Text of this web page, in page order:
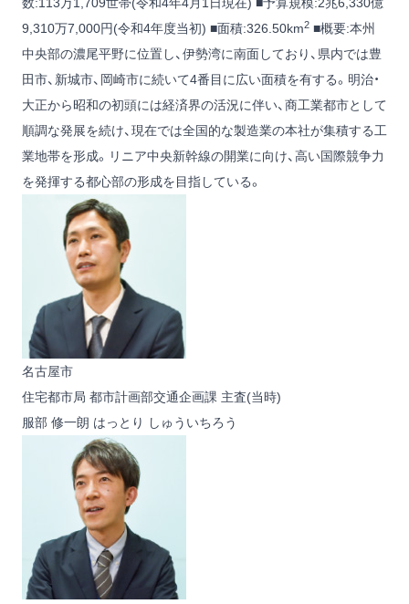
9,310万7,000円(令和4年度当初) ■面積:326.50km2 ■概要:本州
中央部の濃尾平野に位置し、伊勢湾に南面しており、県内では豊
田市、新城市、岡崎市に続いて4番目に広い面積を有する。明治・
大正から昭和の初頭には経済界の活況に伴い、商工業都市として
順調な発展を続け、現在では全国的な製造業の本社が集積する工
業地帯を形成。リニア中央新幹線の開業に向け、高い国際競争力
を発揮する都心部の形成を目指している。
名古屋市
住宅都市局 都市計画部交通企画課 主査(当時)
服部 修一朗 はっとり しゅういちろう